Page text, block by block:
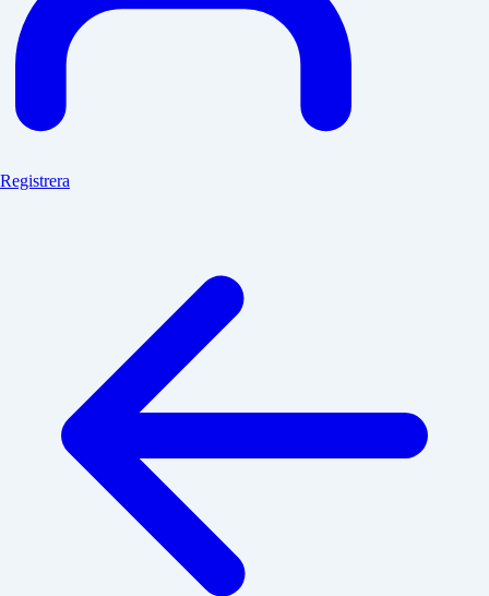
Registrera